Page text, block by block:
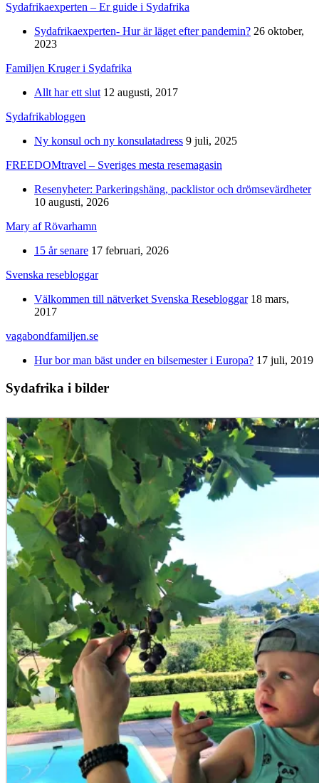
Sydafrikaexperten – Er guide i Sydafrika
Sydafrikaexperten- Hur är läget efter pandemin? 26 oktober,
2023
Familjen Kruger i Sydafrika
Allt har ett slut 12 augusti, 2017
Sydafrikabloggen
Ny konsul och ny konsulatadress 9 juli, 2025
FREEDOMtravel – Sveriges mesta resemagasin
Resenyheter: Parkeringshäng, packlistor och drömsevärdheter
10 augusti, 2026
Mary af Rövarhamn
15 år senare 17 februari, 2026
Svenska resebloggar
Välkommen till nätverket Svenska Resebloggar 18 mars,
2017
vagabondfamiljen.se
Hur bor man bäst under en bilsemester i Europa? 17 juli, 2019
Sydafrika i bilder